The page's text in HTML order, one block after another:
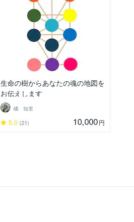
生命の樹からあなたの魂の地図を
お伝えします
橘 知里
5.0 (21) 10,000円